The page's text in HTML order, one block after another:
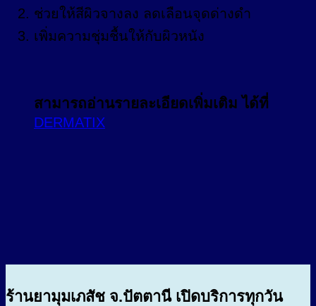
ช่วยให้สีผิวจางลง ลดเลือนจุดด่างดำ
เพิ่มความชุ่มชื้นให้กับผิวหนัง
สามารถอ่านรายละเอียดเพิ่มเติม ได้ที่
DERMATIX
ร้านยามุมเภสัช จ.ปัตตานี เปิดบริการทุกวัน